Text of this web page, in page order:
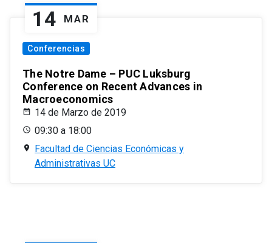
14 MAR
Conferencias
The Notre Dame – PUC Luksburg
Conference on Recent Advances in
Macroeconomics
14 de Marzo de 2019
09:30 a 18:00
Facultad de Ciencias Económicas y
Administrativas UC